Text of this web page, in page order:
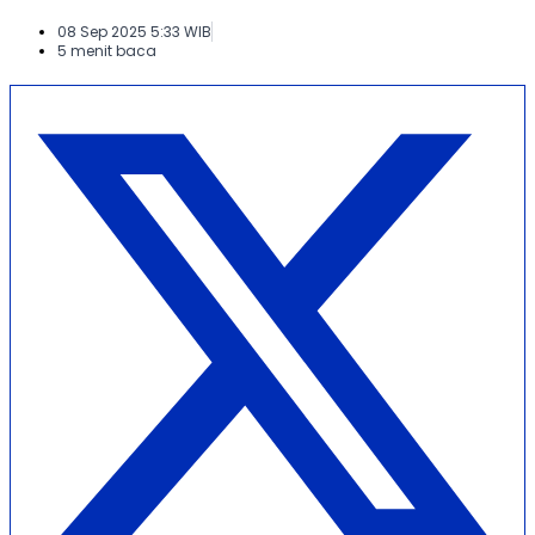
08 Sep 2025 5:33 WIB
5 menit baca